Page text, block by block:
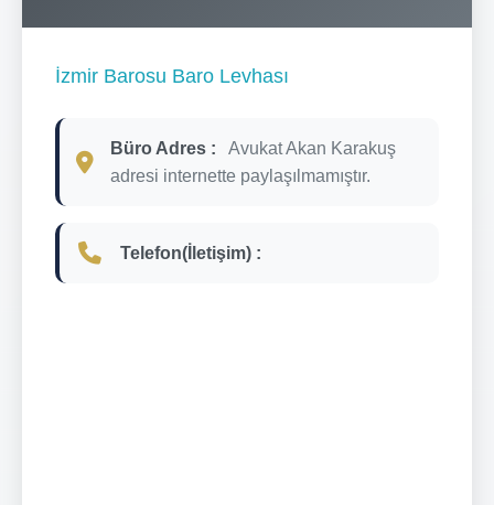
İzmir Barosu Baro Levhası
Büro Adres :
Avukat Akan Karakuş
adresi internette paylaşılmamıştır.
Telefon(İletişim) :